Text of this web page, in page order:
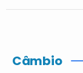
Câmbio